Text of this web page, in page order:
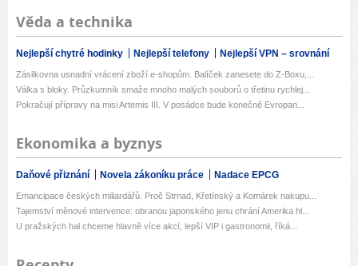
Věda a technika
Nejlepší chytré hodinky Nejlepší telefony Nejlepší VPN – srovnání
Zásilkovna usnadní vrácení zboží e-shopům. Balíček zanesete do Z-Boxu,...
Válka s bloky. Průzkumník smaže mnoho malých souborů o třetinu rychlej...
Pokračují přípravy na misi Artemis III. V posádce bude konečně Evropan...
Ekonomika a byznys
Daňové přiznání Novela zákoníku práce Nadace EPCG
Emancipace českých miliardářů. Proč Strnad, Křetínský a Komárek nakupu...
Tajemství měnové intervence: obranou japonského jenu chrání Amerika hl...
U pražských hal chceme hlavně více akcí, lepší VIP i gastronomii, říká...